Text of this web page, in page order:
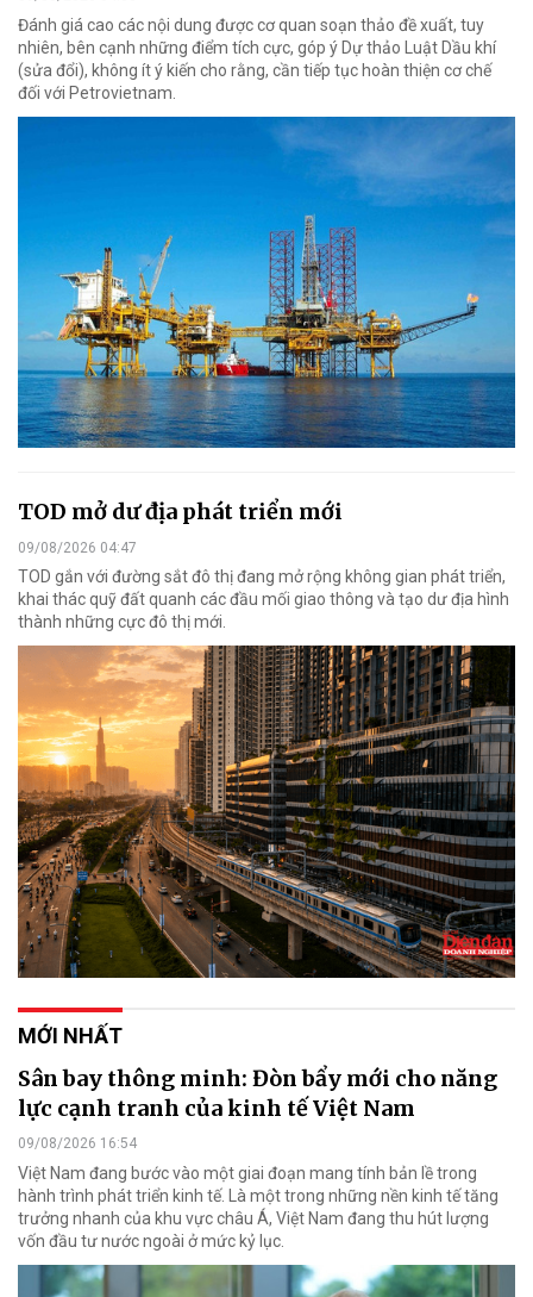
Đánh giá cao các nội dung được cơ quan soạn thảo đề xuất, tuy
nhiên, bên cạnh những điểm tích cực, góp ý Dự thảo Luật Dầu khí
(sửa đổi), không ít ý kiến cho rằng, cần tiếp tục hoàn thiện cơ chế
đối với Petrovietnam.
TOD mở dư địa phát triển mới
09/08/2026 04:47
TOD gắn với đường sắt đô thị đang mở rộng không gian phát triển,
khai thác quỹ đất quanh các đầu mối giao thông và tạo dư địa hình
thành những cực đô thị mới.
MỚI NHẤT
Sân bay thông minh: Đòn bẩy mới cho năng
lực cạnh tranh của kinh tế Việt Nam
09/08/2026 16:54
Việt Nam đang bước vào một giai đoạn mang tính bản lề trong
hành trình phát triển kinh tế. Là một trong những nền kinh tế tăng
trưởng nhanh của khu vực châu Á, Việt Nam đang thu hút lượng
vốn đầu tư nước ngoài ở mức kỷ lục.